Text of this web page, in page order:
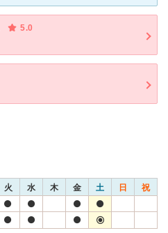
5.0
火 水 木 金 土 日 祝